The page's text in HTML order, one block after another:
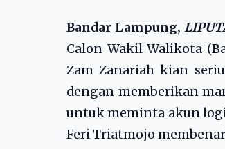
Bandar Lampung,
Calon Wakil Walikota
Zam Zanariah kian
dengan memberikan
untuk meminta akun
Feri Triatmojo